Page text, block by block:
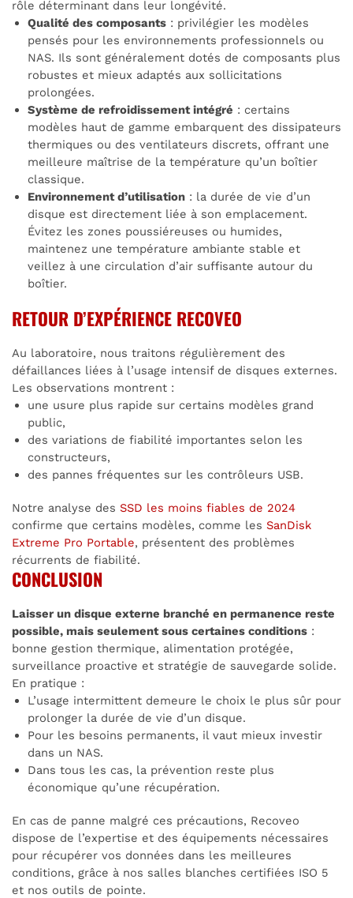
rôle déterminant dans leur longévité.
Qualité des composants : privilégier les modèles
pensés pour les environnements professionnels ou
NAS. Ils sont généralement dotés de composants plus
robustes et mieux adaptés aux sollicitations
prolongées.
Système de refroidissement intégré : certains
modèles haut de gamme embarquent des dissipateurs
thermiques ou des ventilateurs discrets, offrant une
meilleure maîtrise de la température qu’un boîtier
classique.
Environnement d’utilisation : la durée de vie d’un
disque est directement liée à son emplacement.
Évitez les zones poussiéreuses ou humides,
maintenez une température ambiante stable et
veillez à une circulation d’air suffisante autour du
boîtier.
RETOUR D’EXPÉRIENCE RECOVEO
Au laboratoire, nous traitons régulièrement des
défaillances liées à l’usage intensif de disques externes.
Les observations montrent :
une usure plus rapide sur certains modèles grand
public,
des variations de fiabilité importantes selon les
constructeurs,
des pannes fréquentes sur les contrôleurs USB.
Notre analyse des SSD les moins fiables de 2024
confirme que certains modèles, comme les SanDisk
Extreme Pro Portable, présentent des problèmes
récurrents de fiabilité.
CONCLUSION
Laisser un disque externe branché en permanence reste
possible, mais seulement sous certaines conditions :
bonne gestion thermique, alimentation protégée,
surveillance proactive et stratégie de sauvegarde solide.
En pratique :
L’usage intermittent demeure le choix le plus sûr pour
prolonger la durée de vie d’un disque.
Pour les besoins permanents, il vaut mieux investir
dans un NAS.
Dans tous les cas, la prévention reste plus
économique qu’une récupération.
En cas de panne malgré ces précautions, Recoveo
dispose de l’expertise et des équipements nécessaires
pour récupérer vos données dans les meilleures
conditions, grâce à nos salles blanches certifiées ISO 5
et nos outils de pointe.